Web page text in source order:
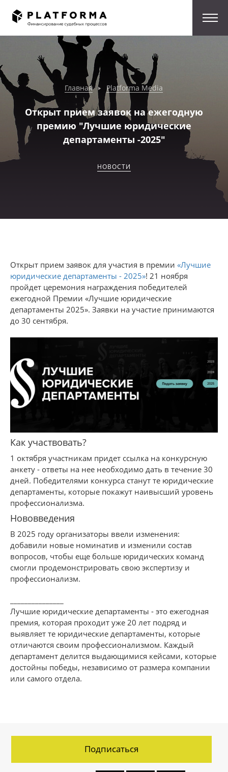
Главная Platforma Media
Открыт прием заявок на ежегодную
премию "Лучшие юридические
департаменты -2025"
НОВОСТИ
Открыт прием заявок для участия в премии «Лучшие
юридические департаменты - 2025»! 21 ноября
пройдет церемония награждения победителей
ежегодной Премии «Лучшие юридические
департаменты 2025». Заявки на участие принимаются
до 30 сентября.
Как участвовать?
1 октября участникам придет ссылка на конкурсную
анкету - ответы на нее необходимо дать в течение 30
дней. Победителями конкурса станут те юридические
департаменты, которые покажут наивысший уровень
профессионализма.
Нововведения
В 2025 году организаторы ввели изменения:
добавили новые номинатив и изменили состав
вопросов, чтобы еще больше юридических команд
смогли продемонстрировать свою экспертизу и
профессионализм.
Лучшие юридические департаменты - это ежегодная
премия, которая проходит уже 20 лет подряд и
выявляет те юридические департаменты, которые
отличаются своим профессионализмом. Каждый
департамент делится выдающимися кейсами, которые
достойны победы, независимо от размера компании
или самого отдела.
Подписаться